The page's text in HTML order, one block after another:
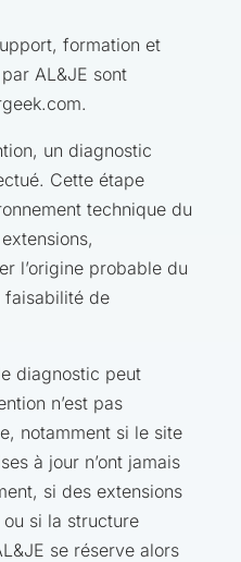
formation et
AL&JE sont
un diagnostic
Cette étape
technique du
l’origine probable du
faisabilité de
diagnostic peut
n’est pas
notamment si le site
à jour n’ont jamais
si des extensions
si la structure
se réserve alors